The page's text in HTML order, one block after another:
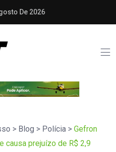
De 2026
> Blog > Polícia > Gefron
causa prejuízo de R$ 2,9